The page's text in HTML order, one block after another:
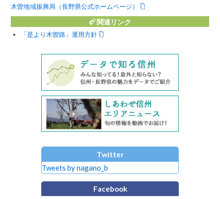
木曽地域振興局（長野県公式ホームページ）
関連リンク
「是より木曽路」運用方針
Twitter
Tweets by nagano_b
Facebook